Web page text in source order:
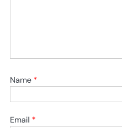
Name *
Email *